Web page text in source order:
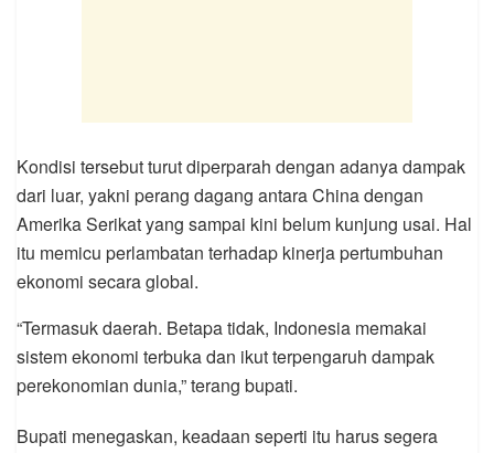
Kondisi tersebut turut diperparah dengan adanya dampak
dari luar, yakni perang dagang antara China dengan
Amerika Serikat yang sampai kini belum kunjung usai. Hal
itu memicu perlambatan terhadap kinerja pertumbuhan
ekonomi secara global.
“Termasuk daerah. Betapa tidak, Indonesia memakai
sistem ekonomi terbuka dan ikut terpengaruh dampak
perekonomian dunia,” terang bupati.
Bupati menegaskan, keadaan seperti itu harus segera